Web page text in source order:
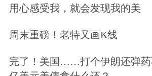
用心感受我，就会发现我的美
周末重磅！老特又画K线
完了！美国……打个伊朗还弹